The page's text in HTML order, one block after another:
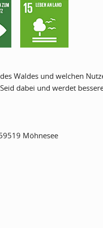
Waldes und welchen
dabei und werdet
Möhnesee